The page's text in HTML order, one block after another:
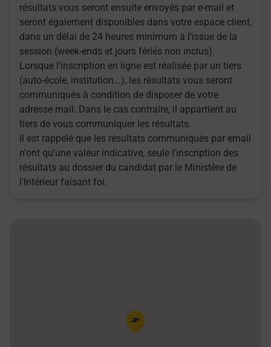
résultats vous seront ensuite envoyés par e-mail et
seront également disponibles dans votre espace client,
dans un délai de 24 heures minimum à l'issue de la
session (week-ends et jours fériés non inclus).
Lorsque l'inscription en ligne est réalisée par un tiers
(auto-école, institution...), les résultats vous seront
communiqués à condition de disposer de votre
adresse mail. Dans le cas contraire, il appartient au
tiers de vous communiquer les résultats.
Il est rappelé que les résultats communiqués par email
n'ont qu'une valeur indicative, seule l'inscription des
résultats au dossier du candidat par le Ministère de
l'Intérieur faisant foi.
Pin de la carte